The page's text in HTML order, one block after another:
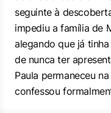
seguinte à
impediu a família de
alegando que já
de nunca ter
Paula permaneceu
confessou